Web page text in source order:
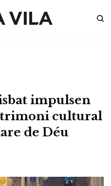
impulsen
cultural
de Déu